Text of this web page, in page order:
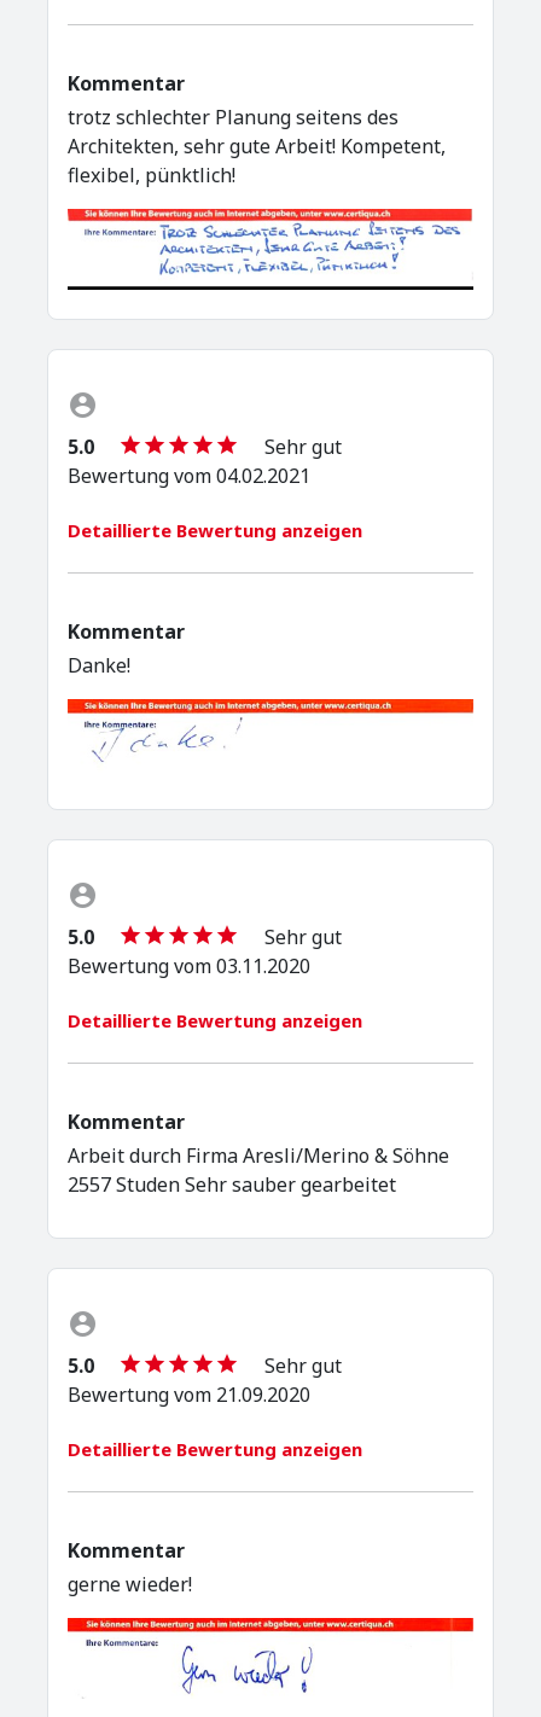
Kommentar
trotz schlechter Planung seitens des
Architekten, sehr gute Arbeit! Kompetent,
flexibel, pünktlich!
5.0
Sehr gut
Bewertung vom 04.02.2021
Detaillierte Bewertung anzeigen
Kommentar
Danke!
5.0
Sehr gut
Bewertung vom 03.11.2020
Detaillierte Bewertung anzeigen
Kommentar
Arbeit durch Firma Aresli/Merino & Söhne
2557 Studen Sehr sauber gearbeitet
5.0
Sehr gut
Bewertung vom 21.09.2020
Detaillierte Bewertung anzeigen
Kommentar
gerne wieder!